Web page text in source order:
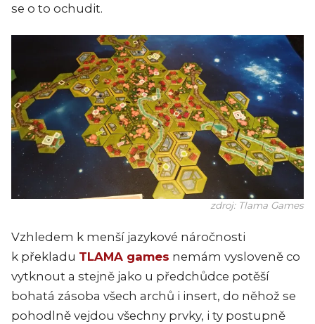
se o to ochudit.
zdroj: Tlama Games
Vzhledem k menší jazykové náročnosti
k překladu TLAMA games nemám vysloveně co
vytknout a stejně jako u předchůdce potěší
bohatá zásoba všech archů i insert, do něhož se
pohodlně vejdou všechny prvky, i ty postupně